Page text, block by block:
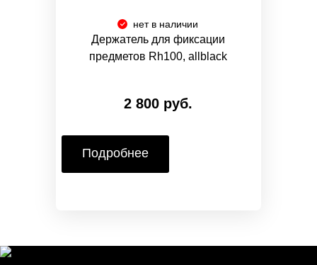
нет в наличии
Держатель для фиксации
предметов Rh100, allblack
2 800 руб.
Подробнее